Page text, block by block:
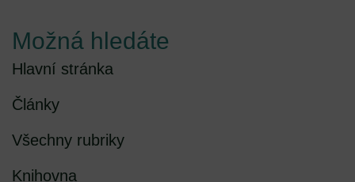
Možná hledáte
Hlavní stránka
Články
Všechny rubriky
Knihovna